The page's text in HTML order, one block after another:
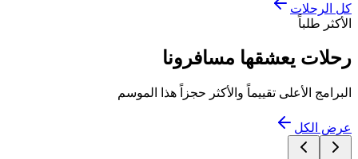
كل الرحلات
الأكثر طلباً
رحلات يعشقها مسافرونا
البرامج الأعلى تقييماً والأكثر حجزاً هذا الموسم
عرض الكل